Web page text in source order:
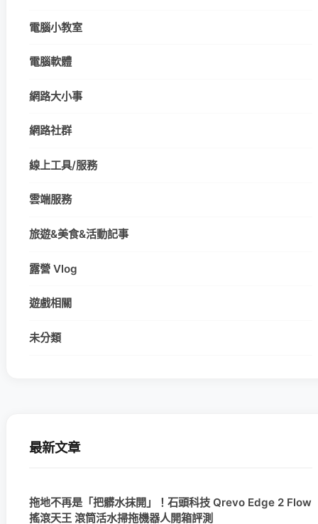
電腦小教室
電腦軟體
網路大小事
網路社群
線上工具/服務
雲端服務
旅遊&美食&活動記事
露營 Vlog
遊戲相關
未分類
最新文章
拖地不再是「把髒水抹開」！石頭科技 Qrevo Edge 2 Flow
搖滾天王 滾筒活水掃拖機器人開箱評測